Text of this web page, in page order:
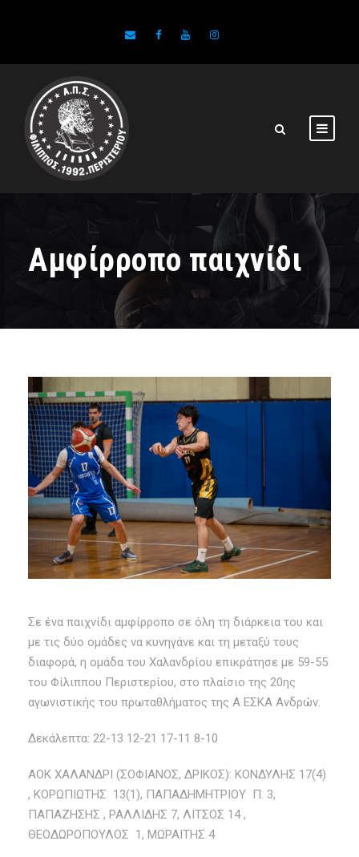
Αμφίρροπο παιχνίδι
Σε ένα παιχνίδι αμφίρροπο σε όλη τη διάρκεια του και
με τις δύο ομάδες να κυνηγάνε και τη μεταξύ τους
διαφορά, η ομάδα του Χαλανδρίου επικράτησε με 59-55
του Φίλιππου Περιστερίου, στο πλαίσιο της 20ης
αγωνιστικής του πρωταθλήματος της Α ΕΣΚΑ Ανδρών.
Δεκάλεπτα: 22-13 12-21 17-11 8-10
ΑΟΚ ΧΑΛΑΝΔΡΙ (ΣΟΦΙΑΝΟΣ, ΔΡΙΚΟΣ): ΚΟΝΔΥΛΗΣ 17(4)
, ΚΟΡΩΠΙΩΤΗΣ 13(1), ΠΑΠΑΔΗΜΗΤΡΙΟΥ Π. 3,
ΠΑΠΑΖΗΣΗΣ , ΡΑΛΛΙΔΗΣ 7, ΛΙΤΣΟΣ 14 ,
ΘΕΟΔΩΡΟΠΟΥΛΟΣ 1, ΜΩΡΑΙΤΗΣ 4